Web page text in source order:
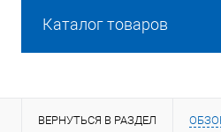
Каталог товаров
ВЕРНУТЬСЯ В РАЗДЕЛ